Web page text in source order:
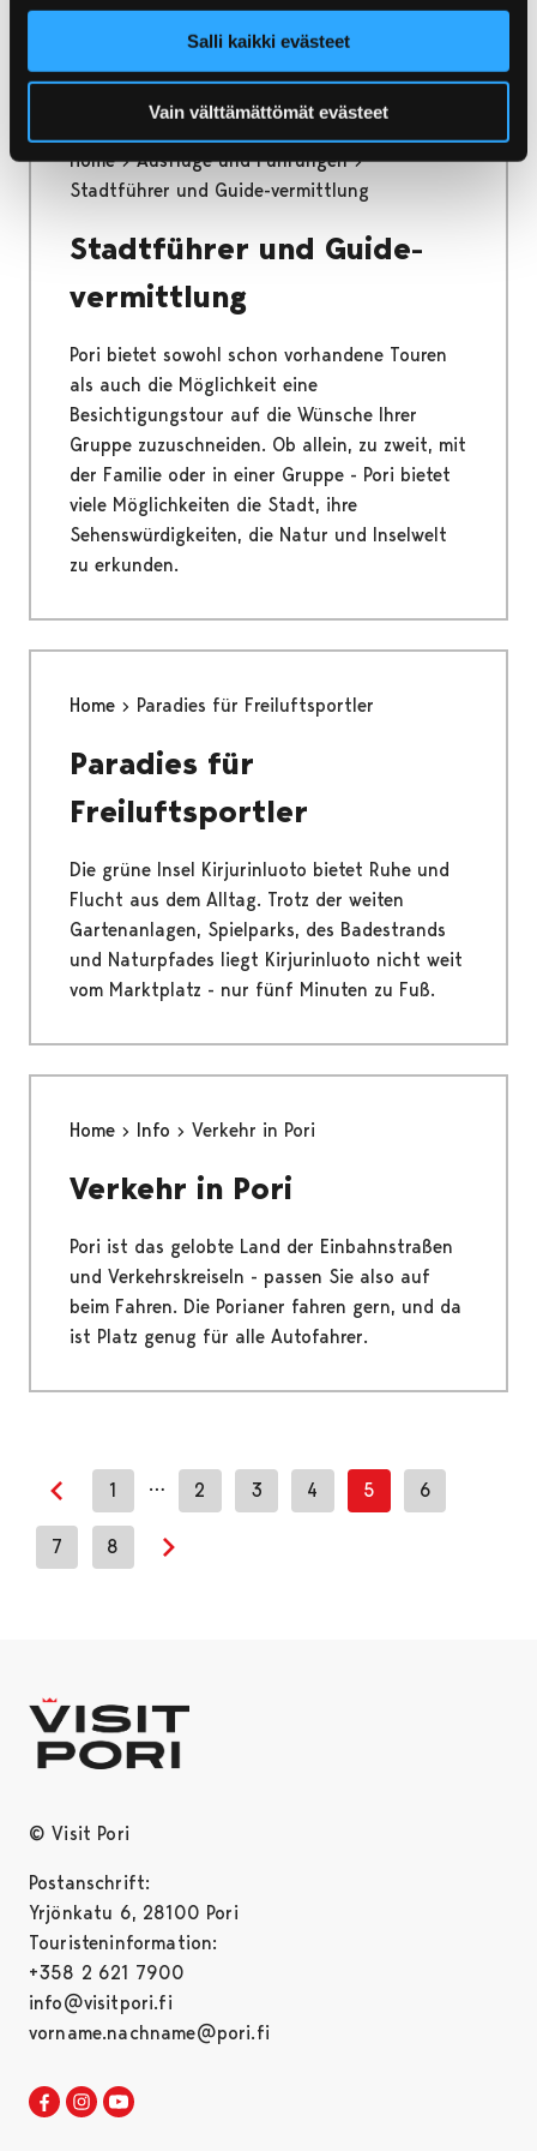
Salli kaikki evästeet
Vain välttämättömät evästeet
Home
Ausflüge und Führungen
Stadtführer und Guide-vermittlung
Stadtführer und Guide-
vermittlung
Pori bietet sowohl schon vorhandene Touren
als auch die Möglichkeit eine
Besichtigungstour auf die Wünsche Ihrer
Gruppe zuzuschneiden. Ob allein, zu zweit, mit
der Familie oder in einer Gruppe - Pori bietet
viele Möglichkeiten die Stadt, ihre
Sehenswürdigkeiten, die Natur und Inselwelt
zu erkunden.
Home Paradies für Freiluftsportler
Paradies für
Freiluftsportler
Die grüne Insel Kirjurinluoto bietet Ruhe und
Flucht aus dem Alltag. Trotz der weiten
Gartenanlagen, Spielparks, des Badestrands
und Naturpfades liegt Kirjurinluoto nicht weit
vom Marktplatz - nur fünf Minuten zu Fuß.
Home Info Verkehr in Pori
Verkehr in Pori
Pori ist das gelobte Land der Einbahnstraßen
und Verkehrskreiseln - passen Sie also auf
beim Fahren. Die Porianer fahren gern, und da
ist Platz genug für alle Autofahrer.
Previous page
1 … 2 3 4 5 6
7 8
© Visit Pori
Postanschrift:
Yrjönkatu 6, 28100 Pori
Touristeninformation:
+358 2 621 7900
info@visitpori.fi
vorname.nachname@pori.fi
Visit Pori in Facebook
Opens in a new tab
Visit Pori in Instagram
Opens in a new tab